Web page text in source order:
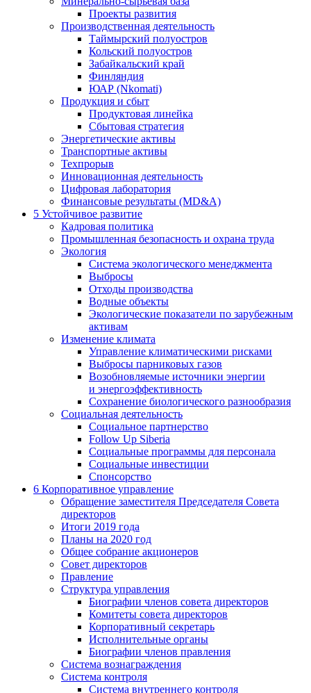
Проекты развития
Производственная деятельность
Таймырский полуостров
Кольский полуостров
Забайкальский край
Финляндия
ЮАР (Nkomati)
Продукция и сбыт
Продуктовая линейка
Сбытовая стратегия
Энергетические активы
Транспортные активы
Техпрорыв
Инновационная деятельность
Цифровая лаборатория
Финансовые результаты (MD&A)
5 Устойчивое развитие
Кадровая политика
Промышленная безопасность и охрана труда
Экология
Система экологического менеджмента
Выбросы
Отходы производства
Водные объекты
Экологические показатели по зарубежным
активам
Изменение климата
Управление климатическими рисками
Выбросы парниковых газов
Возобновляемые источники энергии
и энергоэффективность
Сохранение биологического разнообразия
Социальная деятельность
Социальное партнерство
Follow Up Siberia
Социальные программы для персонала
Социальные инвестиции
Спонсорство
6 Корпоративное управление
Обращение заместителя Председателя Совета
директоров
Итоги 2019 года
Планы на 2020 год
Общее собрание акционеров
Совет директоров
Правление
Структура управления
Биографии членов совета директоров
Комитеты совета директоров
Корпоративный секретарь
Исполнительные органы
Биографии членов правления
Система вознаграждения
Система контроля
Система внутреннего контроля